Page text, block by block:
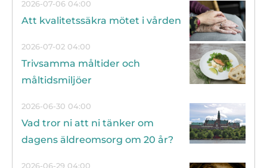
2026-07-06 04:00
Att kvalitetssäkra mötet i vården
2026-07-02 04:00
Trivsamma måltider och
måltidsmiljöer
2026-06-30 04:00
Vad tror ni att ni tänker om
dagens äldreomsorg om 20 år?
2026-06-29 04:00